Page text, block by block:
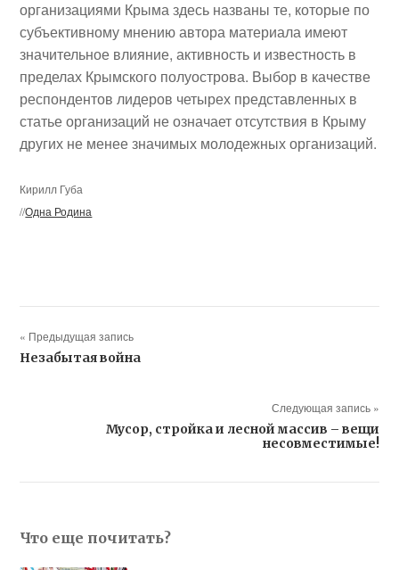
организациями Крыма здесь названы те, которые по
субъективному мнению автора материала имеют
значительное влияние, активность и известность в
пределах Крымского полуострова. Выбор в качестве
респондентов лидеров четырех представленных в
статье организаций не означает отсутствия в Крыму
других не менее значимых молодежных организаций.
Кирилл Губа
//Одна Родина
« Предыдущая запись
Незабытая война
Следующая запись »
Мусор, стройка и лесной массив – вещи
несовместимые!
Что еще почитать?